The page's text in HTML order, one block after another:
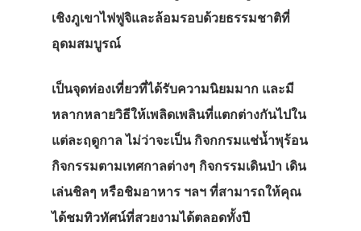
เชิงภูเขาไฟฟูจิและล้อมรอบด้วยธรรมชาติที่
อุดมสมบูรณ์
เป็นจุดท่องเที่ยวที่ได้รับความนิยมมาก และมี
หลากหลายวิธีให้เพลิดเพลินที่แตกต่างกันไปใน
แต่ละฤดูกาล ไม่ว่าจะเป็น กิจกกรมแช่น้ำพุร้อน
กิจกรรมตามเทศกาลต่างๆ กิจกรรมเดินป่า เดิน
เล่นชิลๆ หรือชิมอาหาร ฯลฯ ที่สามารถให้คุณ
ได้ชมทิวทัศน์ที่สวยงามได้ตลอดทั้งปี